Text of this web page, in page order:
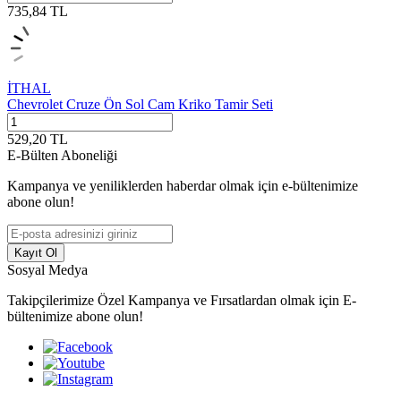
735,84 TL
İTHAL
Chevrolet Cruze Ön Sol Cam Kriko Tamir Seti
529,20 TL
E-Bülten Aboneliği
Kampanya ve yeniliklerden haberdar olmak için e-bültenimize
abone olun!
Kayıt Ol
Sosyal Medya
Takipçilerimize Özel Kampanya ve Fırsatlardan olmak için E-
bültenimize abone olun!